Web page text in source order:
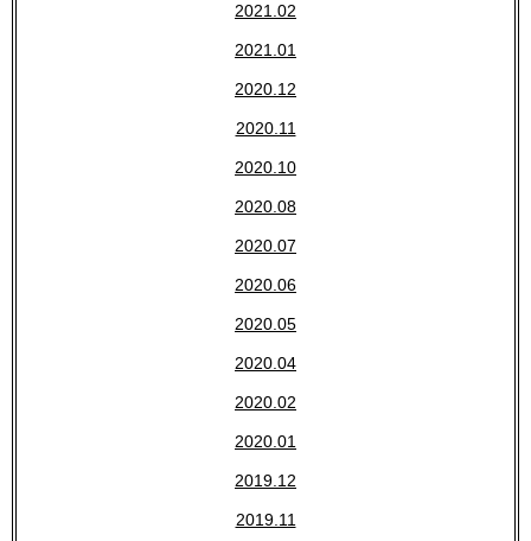
2021.02
2021.01
2020.12
2020.11
2020.10
2020.08
2020.07
2020.06
2020.05
2020.04
2020.02
2020.01
2019.12
2019.11